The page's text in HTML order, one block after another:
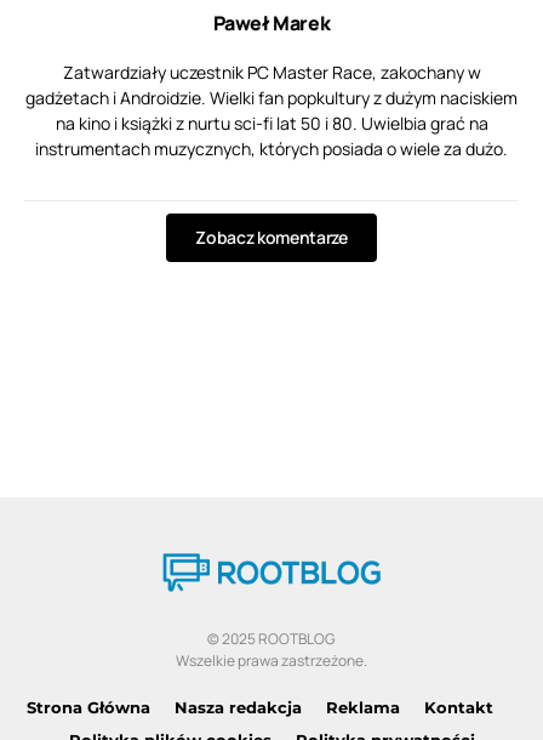
Paweł Marek
Zatwardziały uczestnik PC Master Race, zakochany w
gadżetach i Androidzie. Wielki fan popkultury z dużym naciskiem
na kino i książki z nurtu sci-fi lat 50 i 80. Uwielbia grać na
instrumentach muzycznych, których posiada o wiele za dużo.
Zobacz komentarze
© 2025 ROOTBLOG
Wszelkie prawa zastrzeżone.
Strona Główna Nasza redakcja Reklama
Kontakt